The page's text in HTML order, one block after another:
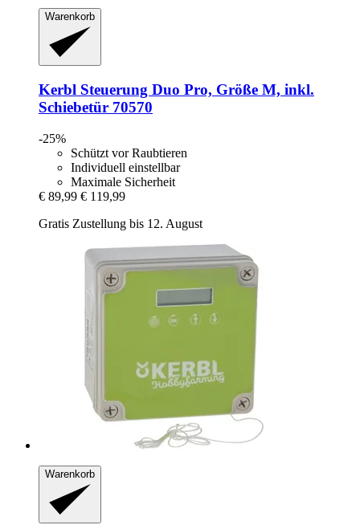
Warenkorb
Kerbl Steuerung Duo Pro, Größe M, inkl.
Schiebetür 70570
-25%
Schützt vor Raubtieren
Individuell einstellbar
Maximale Sicherheit
€ 89,99 € 119,99
Gratis Zustellung bis 12. August
Warenkorb